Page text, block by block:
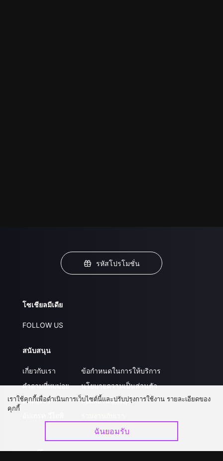
รหัสโปรโมชั่น
โซเชียลมีเดีย
FOLLOW US
สนับสนุน
เกี่ยวกับเรา
คำถามที่พบบ่อย
ติดต่อเรา
ข้อกำหนดในการให้บริการ
นโยบายความเป็นส่วนตัว
ส่งผลงานของคุณ
ดาวน์โหลดแอป
เราใช้คุกกี้เพื่อดำเนินการเว็บไซต์นี้และปรับปรุงการใช้งาน รายละเอียดของ
คุกกี้
ฉันยอมรับ